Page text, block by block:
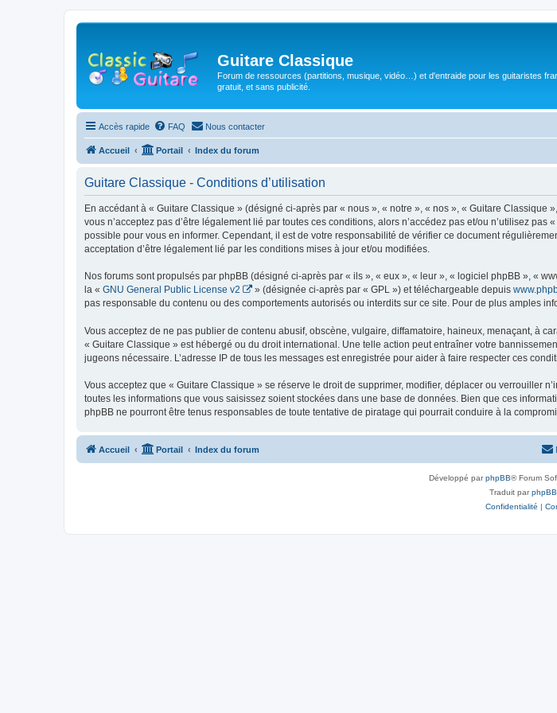
Guitare Classique
Forum de ressources (partitions, musique, vidéo…) et d'entraide pour les guitaristes
gratuit, et sans publicité.
Accès rapide FAQ Nous contacter
Accueil Portail Index du forum
Guitare Classique - Conditions d’utilisation
En accédant à « Guitare Classique » (désigné ci-après par « nous », « notre », « nos », « Guitare
vous n’acceptez pas d’être légalement lié par toutes ces conditions, alors n’accédez pas et/ou n’utilisez
possible pour vous en informer. Cependant, il est de votre responsabilité de vérifier ce document
acceptation d’être légalement lié par les conditions mises à jour et/ou modifiées.
Nos forums sont propulsés par phpBB (désigné ci-après par « ils », « eux », « leur », « logiciel phpBB », «
la « GNU General Public License v2 » (désignée ci-après par « GPL ») et téléchargeable depuis
pas responsable du contenu ou des comportements autorisés ou interdits sur ce site. Pour de plus amples
Vous acceptez de ne pas publier de contenu abusif, obscène, vulgaire, diffamatoire, haineux, menaçant, à
« Guitare Classique » est hébergé ou du droit international. Une telle action peut entraîner votre
jugeons nécessaire. L’adresse IP de tous les messages est enregistrée pour aider à faire respecter ces
Vous acceptez que « Guitare Classique » se réserve le droit de supprimer, modifier, déplacer ou verrouiller
toutes les informations que vous saisissez soient stockées dans une base de données. Bien que ces
phpBB ne pourront être tenus responsables de toute tentative de piratage qui pourrait conduire à la
Accueil Portail Index du forum
Développé parphpBB® Forum
Traduit par
Confidentialité |